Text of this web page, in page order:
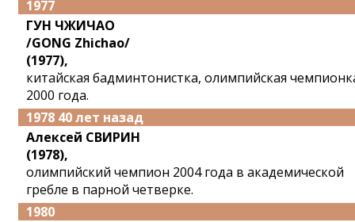
1977
ГУН ЧЖИЧАО
/GONG Zhichao/
(1977),
китайская бадминтонистка, олимпийская
2000 года.
1978 40 лет назад
Алексей СВИРИН
(1978),
олимпийский чемпион 2004 года в академической
гребле в парной четверке.
1980